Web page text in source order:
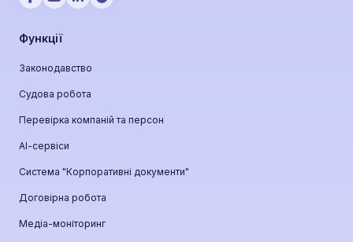
Функції
Законодавство
Судова робота
Перевірка компаній та персон
АІ-сервіси
Система "Корпоративні документи"
Договірна робота
Медіа-моніторинг